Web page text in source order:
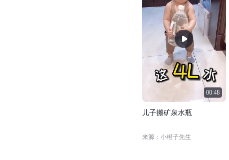
00:48
儿子搬矿泉水瓶
来源：小橙子先生